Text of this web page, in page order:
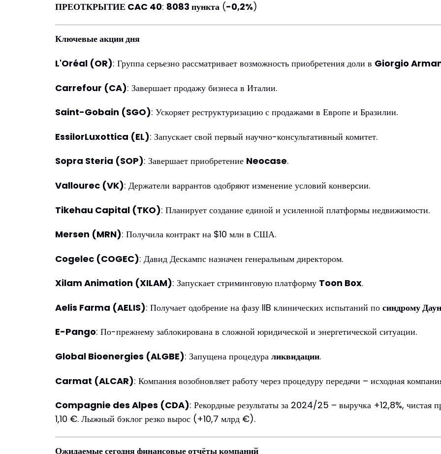
ПРЕОТКРЫТИЕ CAC 40: 8083 пункта (-0,2%)
Ключевые акции дня
L'Oréal (OR): Группа серьезно рассматривает возможность приобретения доли в Giorgio
Carrefour (CA): Завершает продажу бизнеса в Италии.
Saint-Gobain (SGO): Ускоряет реструктуризацию с продажами в Европе и Бразилии.
EssilorLuxottica (EL): Запускает свой первый научно-консультативный комитет.
Sopra Steria (SOP): Завершает приобретение Neocase.
Vallourec (VK): Держатели варрантов одобряют изменение условий конверсии.
Tikehau Capital (TKO): Планирует создание единой и усиленной платформы недвижимости.
Mersen (MRN): Получила контракт на $10 млн в США.
Cogelec (COGEC): Давид Дескампс назначен генеральным директором.
Xilam Animation (XILAM): Запускает стриминговую платформу Toon Box.
Aelis Farma (AELIS): Получает одобрение на фазу IIB клинических испытаний по синдрому
E-Pango: По-прежнему заблокирована в сложной юридической и энергетической ситуации.
Global Bioenergies (ALGBE): Запущена процедура ликвидации.
Carmat (ALCAR): Компания возобновляет работу через процедуру передачи – исходная
Compagnie des Alpes (CDA): Рекордные результаты за 2024/25 – выручка +12,8%,
1,10 €. Лыжный бэклог резко вырос (+10,7 млрд €).
Ожидаемые сегодня финансовые отчёты компаний